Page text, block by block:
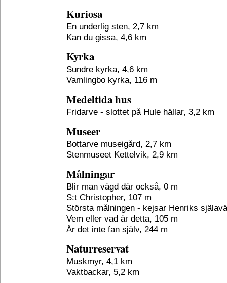
Kuriosa
En underlig sten, 2,7 km
Kan du gissa, 4,6 km
Kyrka
Sundre kyrka, 4,6 km
Vamlingbo kyrka, 116 m
Medeltida hus
Fridarve - slottet på Hule hällar, 3,2 km
Museer
Bottarve museigård, 2,7 km
Stenmuseet Kettelvik, 2,9 km
Målningar
Blir man vägd där också, 0 m
S:t Christopher, 107 m
Största målningen - kejsar Henriks
Vem eller vad är detta, 105 m
Är det inte fan själv, 244 m
Naturreservat
Muskmyr, 4,1 km
Vaktbackar, 5,2 km